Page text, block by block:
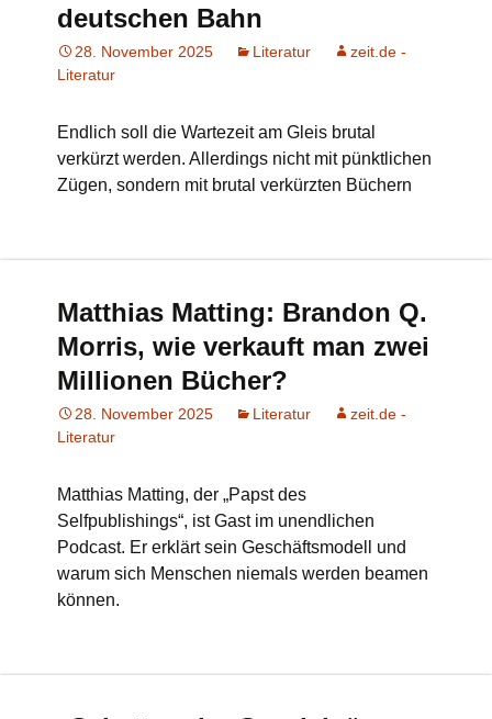
deutschen Bahn
28. November 2025 Literatur
zeit.de -
Literatur
Endlich soll die Wartezeit am Gleis brutal
verkürzt werden. Allerdings nicht mit pünktlichen
Zügen, sondern mit brutal verkürzten Büchern
Matthias Matting: Brandon Q.
Morris, wie verkauft man zwei
Millionen Bücher?
28. November 2025 Literatur
zeit.de -
Literatur
Matthias Matting, der „Papst des
Selfpublishings“, ist Gast im unendlichen
Podcast. Er erklärt sein Geschäftsmodell und
warum sich Menschen niemals werden beamen
können.